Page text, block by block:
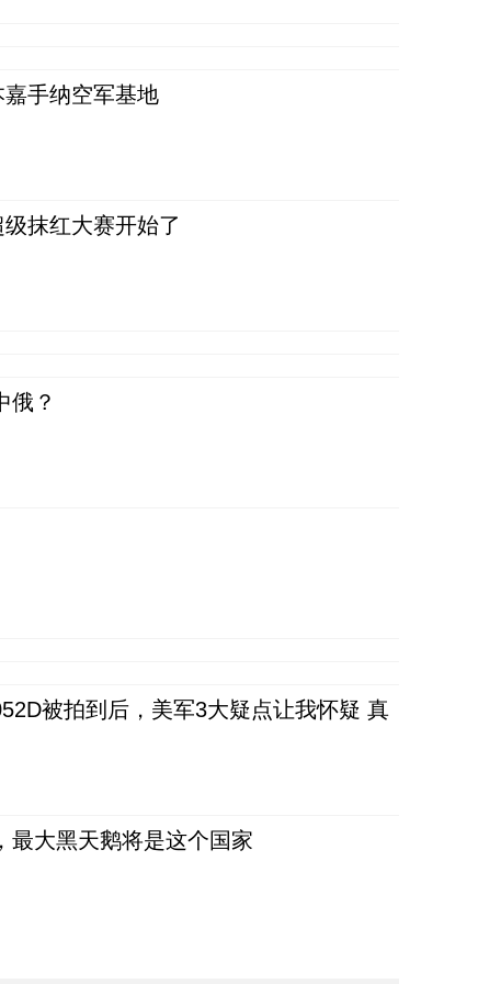
嘉手纳空军基地
抹红大赛开始了
俄？
被拍到后，美军3大疑点让我怀疑 真
最大黑天鹅将是这个国家